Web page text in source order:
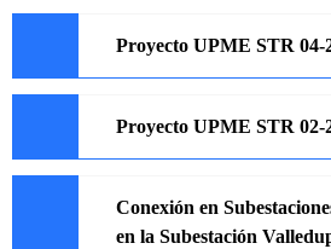
Proyecto UPME STR 04-
Proyecto UPME STR 02-
Conexión en
en la Subestación